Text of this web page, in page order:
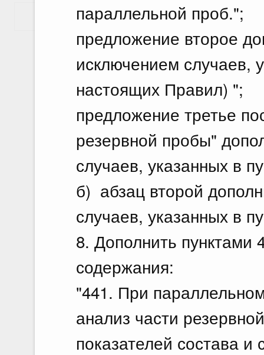
параллельной проб.";
предложение второе
исключением случаев,
настоящих Правил) ";
предложение третье
резервной пробы"
случаев, указанных в
б) абзац второй
случаев, указанных в
8. Дополнить пунктами
содержания:
"441. При
анализ части
показателей состава и
Показать еще